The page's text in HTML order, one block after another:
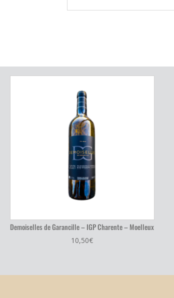
Demoiselles de Garancille – IGP Charente – Moelleux
10,50€